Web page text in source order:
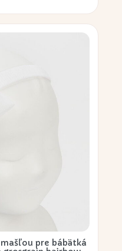
mašľou pre bábätká